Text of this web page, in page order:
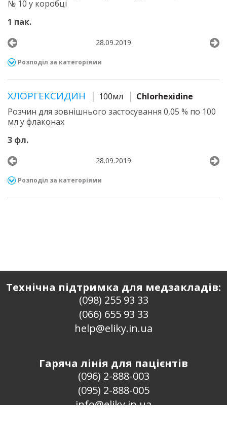
№ 10 у коробці
1 пак.
28.09.2019
Розподіл за категоріями
ХЛОРГЕКСИДИН 100мл
Chlorhexidine
Розчин для зовнішнього застосування 0,05 % по 100
мл у флаконах
3 фл.
28.09.2019
Розподіл за категоріями
Технічна підтримка для медзакладів:
(098) 255 93 33
(066) 655 93 33
help@eliky.in.ua
Гаряча лінія для пацієнтів
(096) 2-888-003
(095) 2-888-005
info@eliky.in.ua